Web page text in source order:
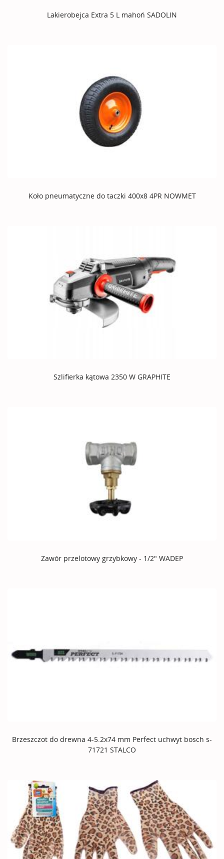
Lakierobejca Extra 5 L mahoń SADOLIN
Koło pneumatyczne do taczki 400x8 4PR NOWMET
Szlifierka kątowa 2350 W GRAPHITE
Zawór przelotowy grzybkowy - 1/2" WADEP
Brzeszczot do drewna 4-5.2x74 mm Perfect uchwyt bosch s-
71721 STALCO